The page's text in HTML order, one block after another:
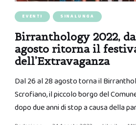
EVENTI SINALUNGA
Birranthology 2022,
agosto ritorna il
dell’Extravaganza
Dal 26 al 28 agosto torna il
Scrofiano, il piccolo borgo del
dopo due anni di stop a causa della